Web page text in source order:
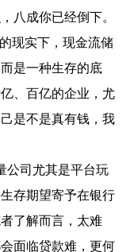
八成你已经倒下。
现实下，现金流储
是一种生存的底
、百亿的企业，尤
是不是真有钱，我
公司尤其是平台玩
存期望寄予在银行
了解而言，太难
面临贷款难，更何